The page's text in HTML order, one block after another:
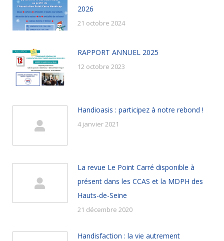
2026
21 octobre 2024
RAPPORT ANNUEL 2025
12 octobre 2023
Handioasis : participez à notre rebond !
4 janvier 2021
La revue Le Point Carré disponible à
présent dans les CCAS et la MDPH des
Hauts-de-Seine
21 décembre 2020
Handisfaction : la vie autrement